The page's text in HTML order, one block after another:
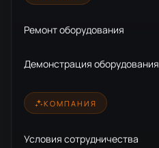
Ремонт оборудования
Демонстрация оборудования
КОМПАНИЯ
Условия сотрудничества